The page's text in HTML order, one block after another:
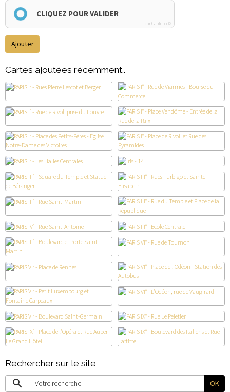
CLIQUEZ POUR VALIDER
IconCaptcha ©
Ajouter
Cartes ajoutées récemment..
Rechercher sur le site
OK